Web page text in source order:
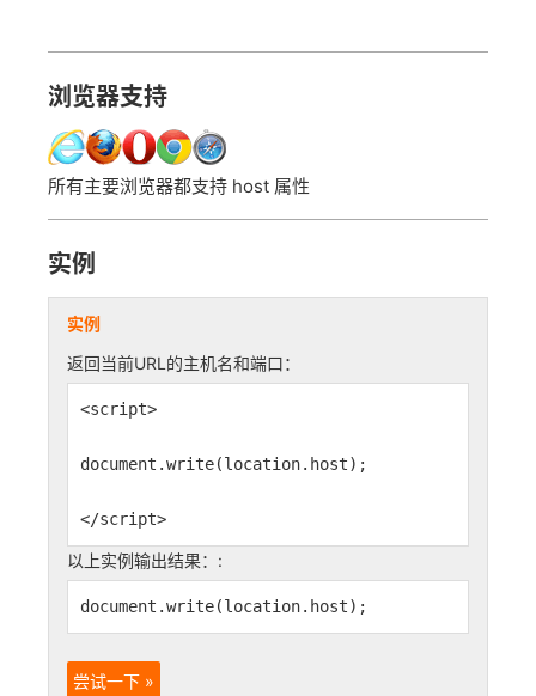
浏览器支持
所有主要浏览器都支持 host 属性
实例
实例
返回当前URL的主机名和端口：
<script>
document.write(location.host);
</script>
以上实例输出结果：:
document.write(location.host);
尝试一下 »